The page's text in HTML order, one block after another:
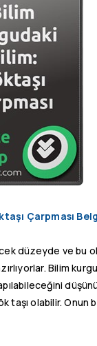
Çarpması
düzeyde ve bu
Bilim
taşı olabilir.